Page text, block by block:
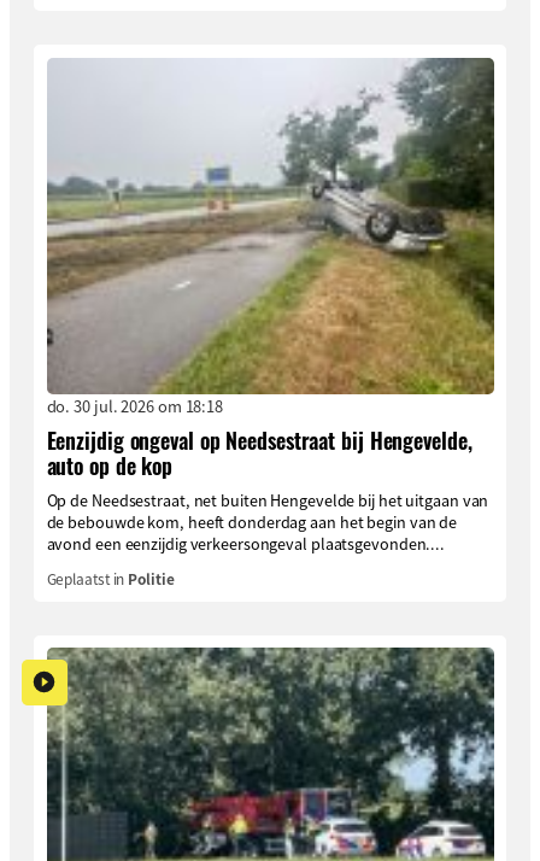
do. 30 jul. 2026 om 18:18
Eenzijdig ongeval op Needsestraat bij Hengevelde,
auto op de kop
Op de Needsestraat, net buiten Hengevelde bij het uitgaan van
de bebouwde kom, heeft donderdag aan het begin van de
avond een eenzijdig verkeersongeval plaatsgevonden....
Geplaatst in Politie